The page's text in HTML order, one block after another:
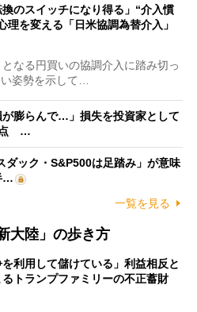
換のスイッチになり得る」“介入慣
理を変える「日米協調為替介入」
なる円買いの協調介入に踏み切っ
姿勢を示して…
が膨らんで…」損失を投資家として
点 …
ダック・S&P500は足踏み」が意味
…
一覧を見る
大陸」の歩き方
を利用して儲けている」利益相反と
トランプファミリーの不正蓄財